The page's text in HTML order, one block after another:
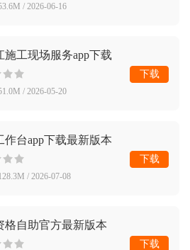
/ 2026-06-16
施工现场服务app下载
/ 2026-05-20
下载
作台app下载最新版本
/ 2026-07-08
下载
格自助官方最新版本
下载